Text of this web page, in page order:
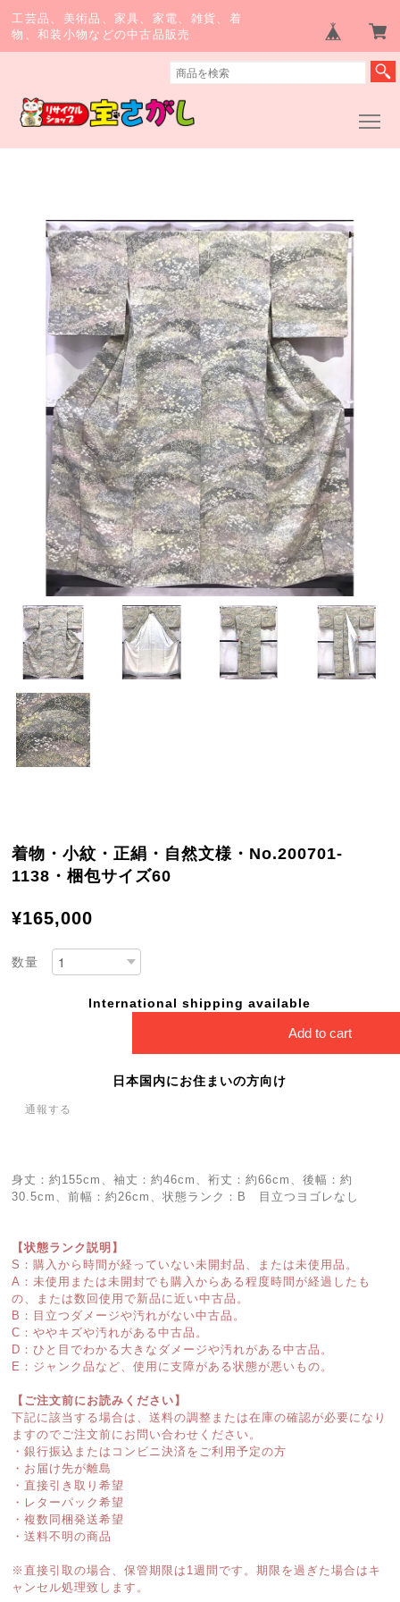
工芸品、美術品、家具、家電、雑貨、着
物、和装小物などの中古品販売
着物・小紋・正絹・自然文様・No.200701-
1138・梱包サイズ60
¥165,000
数量
International shipping available
Add to cart
日本国内にお住まいの方向け
通報する
身丈：約155cm、袖丈：約46cm、裄丈：約66cm、後幅：約
30.5cm、前幅：約26cm、状態ランク：B 目立つヨゴレなし
【状態ランク説明】
S：購入から時間が経っていない未開封品、または未使用品。
A：未使用または未開封でも購入からある程度時間が経過したも
の、または数回使用で新品に近い中古品。
B：目立つダメージや汚れがない中古品。
C：ややキズや汚れがある中古品。
D：ひと目でわかる大きなダメージや汚れがある中古品。
E：ジャンク品など、使用に支障がある状態が悪いもの。
【ご注文前にお読みください】
下記に該当する場合は、送料の調整または在庫の確認が必要になり
ますのでご注文前にお問い合わせください。
・銀行振込またはコンビニ決済をご利用予定の方
・お届け先が離島
・直接引き取り希望
・レターパック希望
・複数同梱発送希望
・送料不明の商品
※直接引取の場合、保管期限は1週間です。期限を過ぎた場合はキ
ャンセル処理致します。